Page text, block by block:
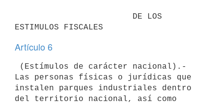
Artículo 6
Las personas físicas o jurídicas que
instalen parques industriales dentro
del territorio nacional, así como